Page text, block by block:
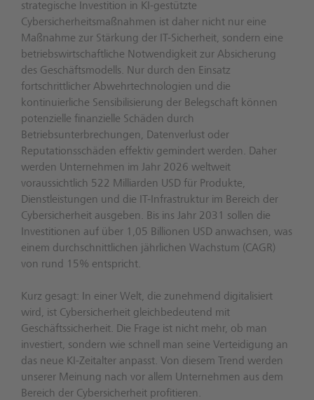
strategische Investition in KI-gestützte
Cybersicherheitsmaßnahmen ist daher nicht nur eine
Maßnahme zur Stärkung der IT-Sicherheit, sondern eine
betriebswirtschaftliche Notwendigkeit zur Absicherung
des Geschäftsmodells. Nur durch den Einsatz
fortschrittlicher Abwehrtechnologien und die
kontinuierliche Sensibilisierung der Belegschaft können
potenzielle finanzielle Schäden durch
Betriebsunterbrechungen, Datenverlust oder
Reputationsschäden effektiv gemindert werden. Daher
werden Unternehmen im Jahr 2026 weltweit
voraussichtlich 522 Milliarden USD für Produkte,
Dienstleistungen und die IT-Infrastruktur im Bereich der
Cybersicherheit ausgeben. Bis ins Jahr 2031 sollen die
Investitionen auf über 1,05 Billionen USD anwachsen, was
einem durchschnittlichen jährlichen Wachstum (CAGR)
von rund 15% entspricht.
Kurz gesagt: In einer Welt, die zunehmend digitalisiert
wird, ist Cybersicherheit gleichbedeutend mit
Geschäftssicherheit. Die Frage ist nicht mehr, ob man
investiert, sondern wie schnell man seine Verteidigung an
das neue KI-Zeitalter anpasst. Von diesem Trend werden
unserer Meinung nach vor allem Unternehmen aus dem
Bereich der Cybersicherheit profitieren.